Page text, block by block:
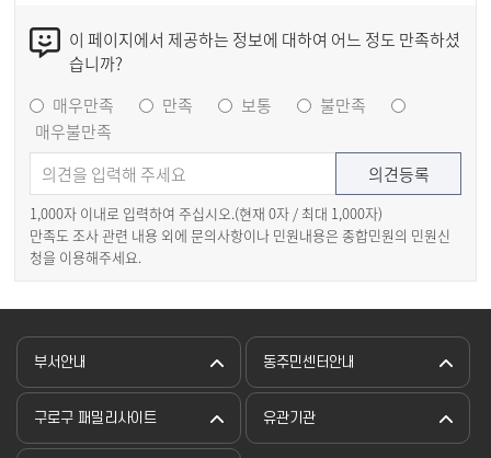
이 페이지에서 제공하는 정보에 대하여 어느 정도 만족하셨
습니까?
매우만족
만족 보통
불만족
매우불만족
1,000자 이내로 입력하여 주십시오.(현재 0자 / 최대 1,000자)
만족도 조사 관련 내용 외에 문의사항이나 민원내용은 종합민원의 민원신
청을 이용해주세요.
부서안내 동주민센터안내
구로구 패밀리사이트 유관기관